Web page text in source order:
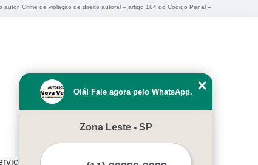
Crime de violação de direito autoral – artigo 184 do Código Penal –
Olá! Fale agora pelo WhatsApp.
Zona Leste - SP